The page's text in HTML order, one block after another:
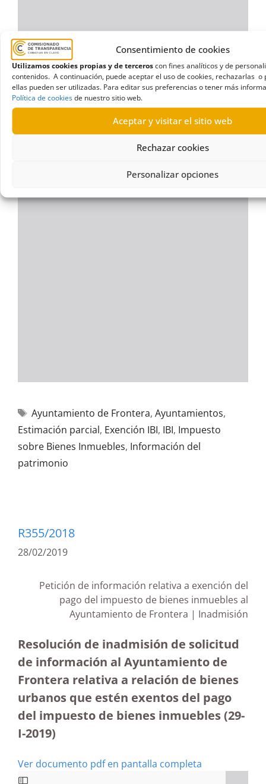
Consentimiento de cookies
Utilizamos cookies propias y de terceroscon fines analíticos y de
contenidos. A continuación, puede aceptar el uso de cookies, rechazarlas
ellas pueden ser utilizadas. Para editar sus preferencias o tener más
Política de cookiesde nuestro sitio web.
Aceptar y visitar el sitio web
Rechazar cookies
Personalizar opciones
Ayuntamiento de Frontera, Ayuntamientos,
Estimación parcial, Exención IBI, IBI, Impuesto
sobre Bienes Inmuebles, Información del
patrimonio
R355/2018
28/02/2019
Petición de información relativa a exención del
pago del impuesto de bienes inmuebles al
Ayuntamiento de Frontera | Inadmisión
Resolución de inadmisión de solicitud
de información al Ayuntamiento de
Frontera relativa a relación de bienes
urbanos que estén exentos del pago
del impuesto de bienes inmuebles (29-
I-2019)
Ver documento pdf en pantalla completa